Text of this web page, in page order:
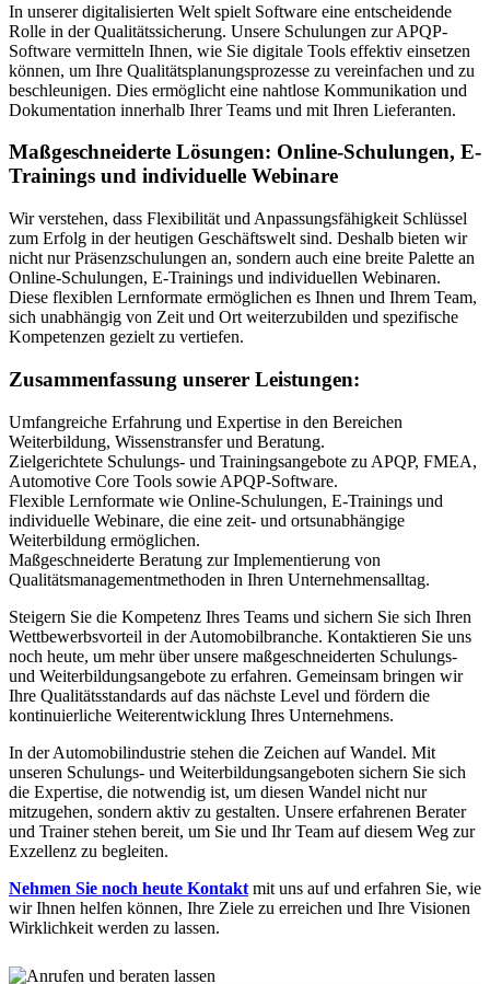
In unserer digitalisierten Welt spielt Software eine entscheidende
Rolle in der Qualitätssicherung. Unsere Schulungen zur APQP-
Software vermitteln Ihnen, wie Sie digitale Tools effektiv einsetzen
können, um Ihre Qualitätsplanungsprozesse zu vereinfachen und zu
beschleunigen. Dies ermöglicht eine nahtlose Kommunikation und
Dokumentation innerhalb Ihrer Teams und mit Ihren Lieferanten.
Maßgeschneiderte Lösungen: Online-Schulungen, E-
Trainings und individuelle Webinare
Wir verstehen, dass Flexibilität und Anpassungsfähigkeit Schlüssel
zum Erfolg in der heutigen Geschäftswelt sind. Deshalb bieten wir
nicht nur Präsenzschulungen an, sondern auch eine breite Palette an
Online-Schulungen, E-Trainings und individuellen Webinaren.
Diese flexiblen Lernformate ermöglichen es Ihnen und Ihrem Team,
sich unabhängig von Zeit und Ort weiterzubilden und spezifische
Kompetenzen gezielt zu vertiefen.
Zusammenfassung unserer Leistungen:
Umfangreiche Erfahrung und Expertise in den Bereichen
Weiterbildung, Wissenstransfer und Beratung.
Zielgerichtete Schulungs- und Trainingsangebote zu APQP, FMEA,
Automotive Core Tools sowie APQP-Software.
Flexible Lernformate wie Online-Schulungen, E-Trainings und
individuelle Webinare, die eine zeit- und ortsunabhängige
Weiterbildung ermöglichen.
Maßgeschneiderte Beratung zur Implementierung von
Qualitätsmanagementmethoden in Ihren Unternehmensalltag.
Steigern Sie die Kompetenz Ihres Teams und sichern Sie sich Ihren
Wettbewerbsvorteil in der Automobilbranche. Kontaktieren Sie uns
noch heute, um mehr über unsere maßgeschneiderten Schulungs-
und Weiterbildungsangebote zu erfahren. Gemeinsam bringen wir
Ihre Qualitätsstandards auf das nächste Level und fördern die
kontinuierliche Weiterentwicklung Ihres Unternehmens.
In der Automobilindustrie stehen die Zeichen auf Wandel. Mit
unseren Schulungs- und Weiterbildungsangeboten sichern Sie sich
die Expertise, die notwendig ist, um diesen Wandel nicht nur
mitzugehen, sondern aktiv zu gestalten. Unsere erfahrenen Berater
und Trainer stehen bereit, um Sie und Ihr Team auf diesem Weg zur
Exzellenz zu begleiten.
Nehmen Sie noch heute Kontakt mit uns auf und erfahren Sie, wie
wir Ihnen helfen können, Ihre Ziele zu erreichen und Ihre Visionen
Wirklichkeit werden zu lassen.